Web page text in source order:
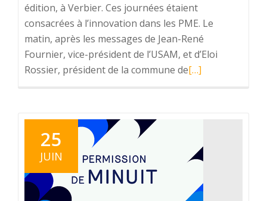
édition, à Verbier. Ces journées étaient
consacrées à l’innovation dans les PME. Le
matin, après les messages de Jean-René
Fournier, vice-président de l’USAM, et d’Eloi
Rossier, président de la commune deEn
les
PME
l’USAM
[…]
25
JUIN